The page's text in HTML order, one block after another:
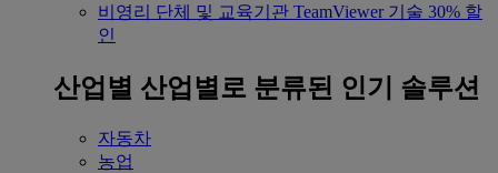
비영리 단체 및 교육기관 TeamViewer 기술 30% 할
인
산업별 산업별로 분류된 인기 솔루션
자동차
농업